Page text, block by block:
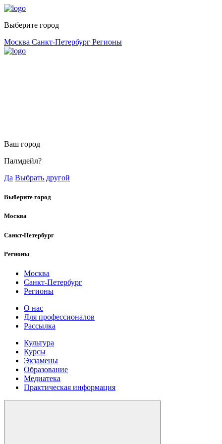
Выберите город
Москва Санкт-Петербург Регионы
Ваш город
Палмдейл?
Да Выбрать другой
Выберите город
Москва
Санкт-Петербург
Регионы
Москва
Санкт-Петербург
Регионы
О нас
Для профессионалов
Рассылка
Культура
Курсы
Экзамены
Образование
Медиатека
Практическая информация